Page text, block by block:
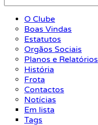
O Clube
Boas Vindas
Estatutos
Orgãos Sociais
Planos e Relatórios
História
Frota
Contactos
Notícias
Em lista
Tags